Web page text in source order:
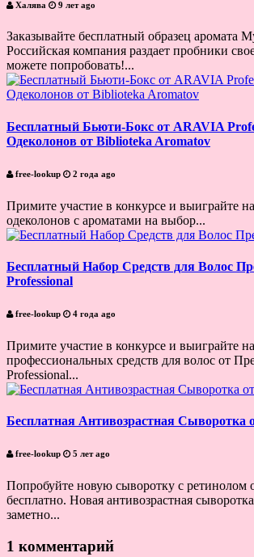
Халява 9 лет ago
Заказывайте бесплатный образец аромата
Российская компания раздает пробники
можете попробовать!...
Бесплатный Бьюти-Бокс от ARAVIA
Одеколонов от Biblioteka Aromatov
free-lookup 2 года ago
Примите участие в конкурсе и выиграйте
одеколонов с ароматами на выбор...
Бесплатный Набор Средств для Волос
Professional
free-lookup 4 года ago
Примите участие в конкурсе и выиграйте
профессиональных средств для волос от
Professional...
Бесплатная Антивозрастная Сыворотка
free-lookup 5 лет ago
Попробуйте новую сыворотку с ретинолом
бесплатно. Новая антивозрастная
заметно...
1 комментарий